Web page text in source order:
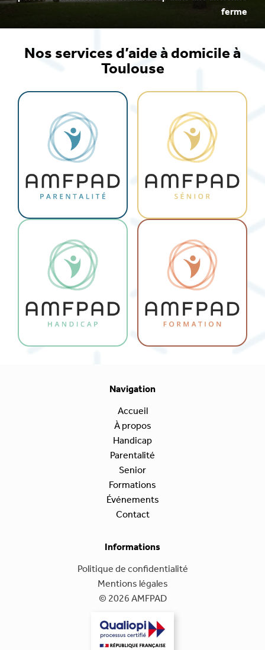
ferme
Nos services d’aide à domicile à
Toulouse
Navigation
Accueil
À propos
Handicap
Parentalité
Senior
Formations
Événements
Contact
Informations
Politique de confidentialité
Mentions légales
© 2026 AMFPAD